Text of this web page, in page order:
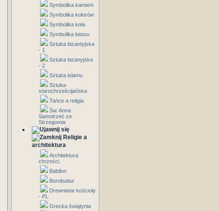
Symbolika kamieni
Symbolika kolorów
Symbolika koła
Symbolika lotosu
Sztuka bizantyjska
- 1
Sztuka bizanyjska
- 2
Sztuka islamu
Sztuka
starochrześcijańska
Tańce a religia
Św. Anna
Samotrzeć ze
Strzegomia
Religie a
architektura
Architektura
chrześci.
Babilon
Borobudur
Drewniane kościoły
- PL
Grecka świątynia